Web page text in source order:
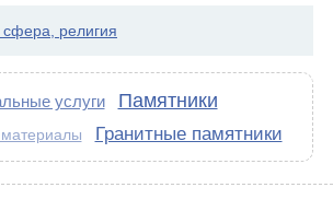
религия
услуги Памятники
Гранитные памятники